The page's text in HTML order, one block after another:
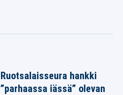
Ruotsalaisseura hankki
”parhaassa iässä” olevan